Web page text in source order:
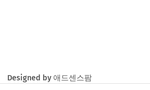
Designed by 애드센스팜